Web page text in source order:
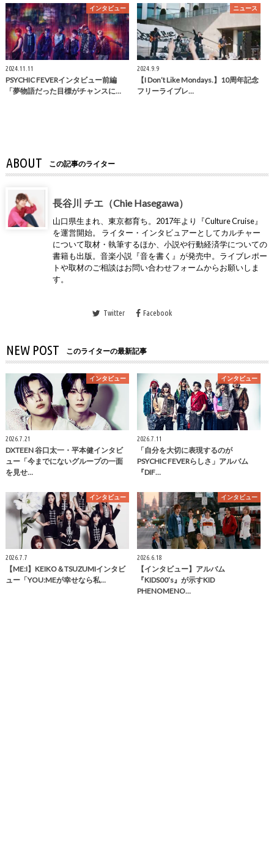
インタビュー
2024.11.11
PSYCHIC FEVERインタビュー前編
「夢物語だった目標がチャンスに…
ニュース
2024.9.9
【I Don’t Like Mondays.】10周年記念
フリーライブレ…
ABOUT この記事のライター
長谷川 チエ（Chie Hasegawa）
山口県生まれ、東京都育ち。2017年より『Culture Cruise』
を運営開始。 ライター・インタビュアーとしてカルチャー
について取材・執筆するほか、小説や行動経済学についての
書籍も出版。音楽小説『音を書く』が発売中。ライブレポー
トや取材のご相談はお問い合わせフォームからお願いしま
す。
Twitter Facebook
NEW POST このライターの最新記事
インタビュー
2026.7.21
DXTEEN 谷口太一・平本健インタビ
ュー「今までにないグループの一面
を見せ…
インタビュー
2026.7.11
「自分を大切に表現するのが
PSYCHIC FEVERらしさ」アルバム
『DIF…
インタビュー
2026.7.7
【ME:I】KEIKO＆TSUZUMIインタビ
ュー「YOU:MEが幸せなら私…
インタビュー
2026.6.18
【インタビュー】アルバム
『KIDS00’s』が示すKID
PHENOMENO…